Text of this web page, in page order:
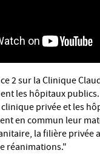
2 sur la Clinique
les hôpitaux
privée et les
en commun leur
la filière privée
réanimations."